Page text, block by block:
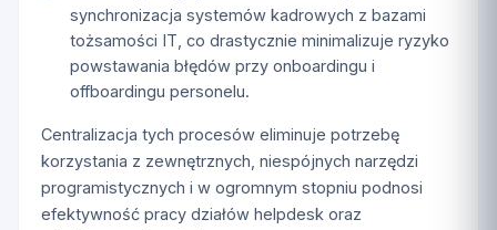
synchronizacja systemów kadrowych z bazami
tożsamości IT, co drastycznie minimalizuje ryzyko
powstawania błędów przy onboardingu i
offboardingu personelu.
Centralizacja tych procesów eliminuje potrzebę
korzystania z zewnętrznych, niespójnych narzędzi
programistycznych i w ogromnym stopniu podnosi
efektywność pracy działów helpdesk oraz